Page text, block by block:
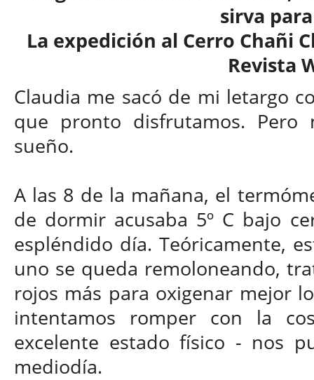
sirva
La expedición al Cerro Chañi
Revista
Claudia me sacó de mi letargo
que pronto disfrutamos.
sueño.
A las 8 de la mañana, el
de dormir acusaba 5º C bajo
espléndido día. Teóricamente,
uno se queda remoloneando,
rojos más para oxigenar mejor
intentamos romper con la
excelente estado físico - nos
mediodía.